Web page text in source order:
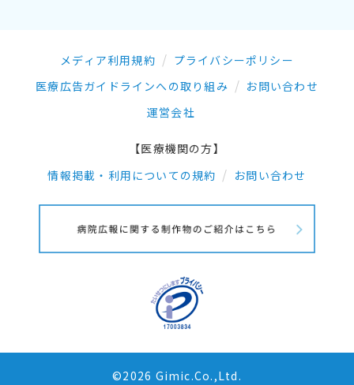
メディア利用規約
プライバシーポリシー
医療広告ガイドラインへの取り組み
お問い合わせ
運営会社
【医療機関の方】
情報掲載・利用についての規約
お問い合わせ
©2026 Gimic.Co.,Ltd.